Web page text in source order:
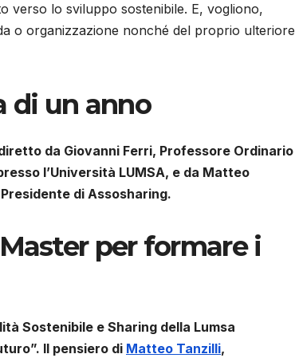
verso lo sviluppo sostenibile. E, vogliono,
o organizzazione nonché del proprio ulteriore
di un anno
da Giovanni Ferri, Professore Ordinario
l’Università LUMSA, e da Matteo
di Assosharing.
per formare i
Sostenibile e Sharing della Lumsa
Il pensiero di Matteo Tanzilli,